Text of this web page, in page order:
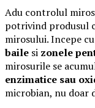
Adu controlul
potrivind produsul
mirosului. Incepe
baile si zonele
mirosurile se
enzimatice sau
microbian, nu doar